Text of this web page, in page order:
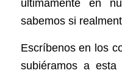
últimamente en
sabemos si
Escríbenos en los
subiéramos a